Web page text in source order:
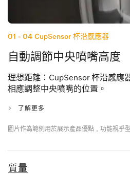
01 - 04 CupSensor 杯沿感應器
自動調節中央噴嘴高度
理想距離：CupSensor 杯沿感應
相應調整中央噴嘴的位置。
了解更多
圖片作為範例用於展示產品優點﹐功能視乎
質量